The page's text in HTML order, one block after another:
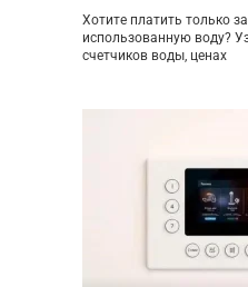
Хотите платить только
использованную воду?
счетчиков воды, ценах